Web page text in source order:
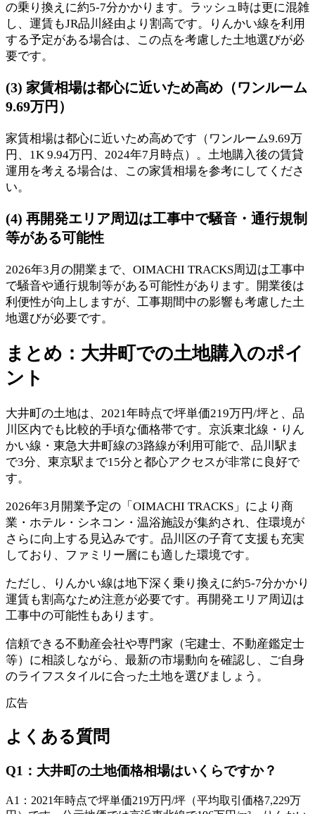
の乗り換えに約5-7分かかります。ラッシュ時は更に混雑
し、運賃もJR品川経由より割高です。りんかい線を利用
する予定がある場合は、この点を考慮した土地選びが必
要です。
(3) 家賃相場は都心に近いため高め（ワンルーム
9.69万円）
家賃相場は都心に近いため高めです（ワンルーム9.69万
円、1K 9.94万円、2024年7月時点）。土地購入後の賃貸
運用を考える場合は、この家賃相場を参考にしてくださ
い。
(4) 再開発エリア周辺は工事中で騒音・通行規制
等がある可能性
2026年3月の開業まで、OIMACHI TRACKS周辺は工事中
で騒音や通行規制等がある可能性があります。開業後は
利便性が向上しますが、工事期間中の影響も考慮した土
地選びが必要です。
まとめ：大井町での土地購入のポイ
ント
大井町の土地は、2021年時点で坪単価219万円/坪と、品
川区内でも比較的手頃な価格帯です。京浜東北線・りん
かい線・東急大井町線の3路線が利用可能で、品川駅ま
で3分、東京駅まで15分と都心アクセスが非常に良好で
す。
2026年3月開業予定の「OIMACHI TRACKS」により商
業・ホテル・シネコン・温浴施設が集約され、住環境が
さらに向上する見込みです。品川区の子育て支援も充実
しており、ファミリー層にも適した環境です。
ただし、りんかい線は地下深く乗り換えに約5-7分かかり
運賃も割高なため注意が必要です。再開発エリア周辺は
工事中の可能性もあります。
信頼できる不動産会社や専門家（宅建士、不動産鑑定士
等）に相談しながら、最新の市場動向を確認し、ご自身
のライフスタイルに合った土地を選びましょう。
広告
よくある質問
Q1 ： 大井町の土地価格相場はいくらですか？
A1 ： 2021年時点で坪単価219万円/坪（平均取引価格7,229万